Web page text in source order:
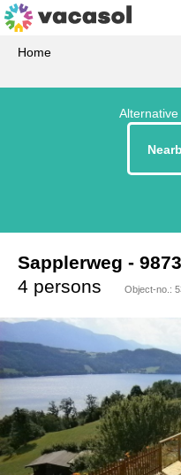
Home
Sapplerweg - 9873
4 persons
Object-no.: